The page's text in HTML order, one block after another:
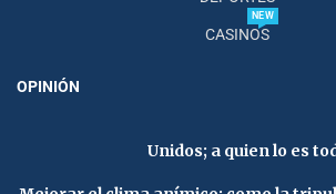
CASINOS
NEW
OPINIÓN
Unidos; a quien lo es